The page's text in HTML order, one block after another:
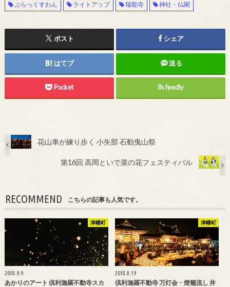
ぶらっくすわん
ライトアップ 瑞龍寺 神社・仏閣
ポスト シェア
はてブ 送る
Pocket feedly
花山車が練り歩く 小矢部 石動曳山祭
第16回 高岡といで菜の花フェスティバル
RECOMMEND こちらの記事も人気です。
津幡町
2018.9.9
あかりのアート 倶利迦羅不動寺スカ
津幡町
2018.8.19
倶利迦羅不動寺 万灯会・燈籠流し 井